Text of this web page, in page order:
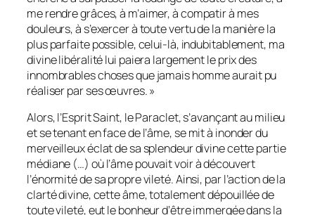
me rendre grâces, à m’aimer, à compatir à mes
douleurs, à s’exercer à toute vertu de la manière la
plus parfaite possible, celui-là, indubitablement, ma
divine libéralité lui paiera largement le prix des
innombrables choses que jamais homme aurait pu
réaliser par ses œuvres. »
Alors, l’Esprit Saint, le Paraclet, s’avançant au milieu
et se tenant en face de l’âme, se mit à inonder du
merveilleux éclat de sa splendeur divine cette partie
médiane (…) où l’âme pouvait voir à découvert
l’énormité de sa propre vileté. Ainsi, par l’action de la
clarté divine, cette âme, totalement dépouillée de
toute vileté, eut le bonheur d’être immergée dans la